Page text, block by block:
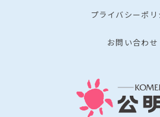
プライバシーポリ
お問い合わせ